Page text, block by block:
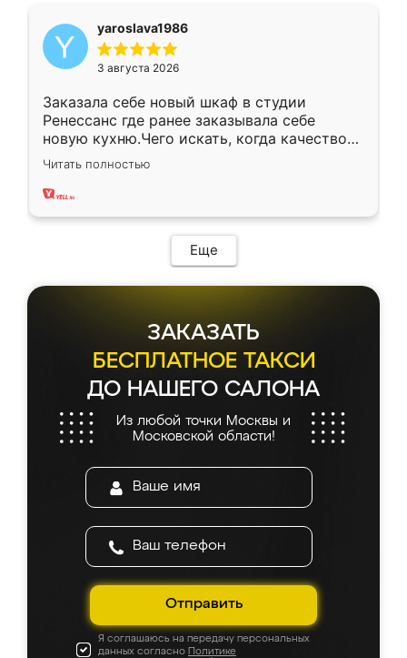
yaroslava1986
3 августа 2026
Заказала себе новый шкаф в студии
Ренессанс где ранее заказывала себе
новую кухню.Чего искать, когда качеством
вполне довольна. Служит кухня уже почти
два года, нареканий нет.
Читать полностью
Еще
ЗАКАЗАТЬ
БЕСПЛАТНОЕ ТАКСИ
ДО НАШЕГО САЛОНА
Из любой точки Москвы и
Московской области!
Отправить
Я соглашаюсь на передачу персональных
данных согласно Политике